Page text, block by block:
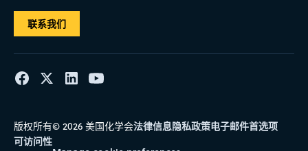
联系我们
版权所有© 2026 美国化学会法律信息隐私政策电子邮件首选项
可访问性